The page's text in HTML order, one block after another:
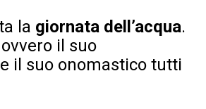
la giornata dell’acqua.
il suo
il suo onomastico tutti